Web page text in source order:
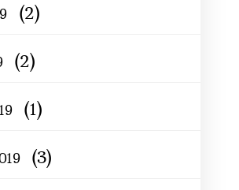
(2)
(2)
(1)
(3)